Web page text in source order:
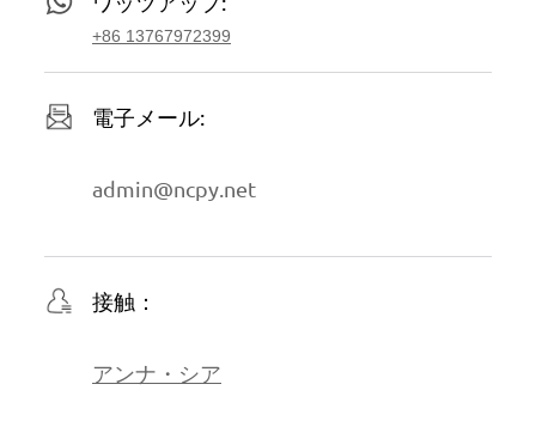
+86 13767972399
電子メール:
admin@ncpy.net
接触：
アンナ・シア